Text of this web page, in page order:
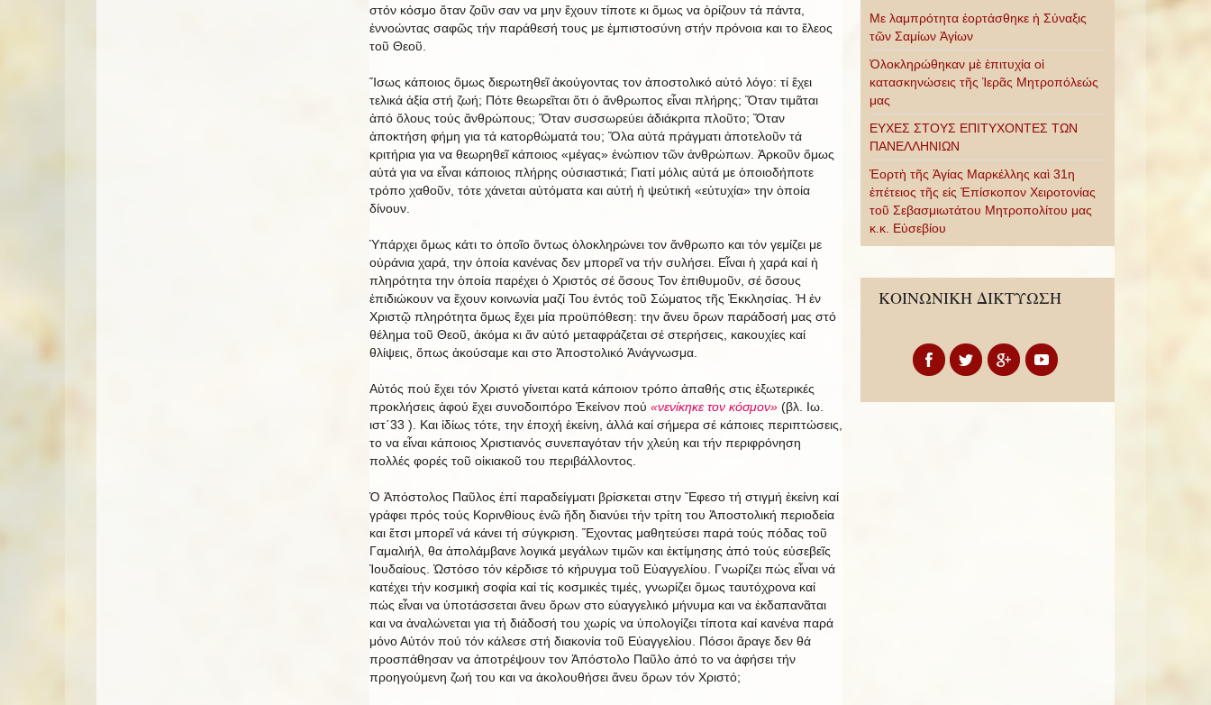
στόν κόσμο ὅταν ζοῦν σαν να μην ἔχουν τίποτε κι ὅμως να ὁρίζουν τά πάντα,
ἐννοώντας σαφῶς τήν παράθεσή τους με ἐμπιστοσύνη στήν πρόνοια και το ἔλεος
τοῦ Θεοῦ.
Ἴσως κάποιος ὅμως διερωτηθεῖ ἀκούγοντας τον ἀποστολικό αὐτό λόγο: τί ἔχει
τελικά ἀξία στή ζωή; Πότε θεωρεῖται ὅτι ὁ ἄνθρωπος εἶναι πλήρης; Ὅταν τιμᾶται
ἀπό ὅλους τούς ἄνθρώπους; Ὅταν συσσωρεύει ἀδιάκριτα πλοῦτο; Ὅταν
ἀποκτήση φήμη για τά κατορθώματά του; Ὅλα αὐτά πράγματι ἀποτελοῦν τά
κριτήρια για να θεωρηθεῖ κάποιος «μέγας» ἐνώπιον τῶν ἀνθρώπων. Ἀρκοῦν ὅμως
αὐτά για να εἶναι κάποιος πλήρης οὐσιαστικά; Γιατί μόλις αὐτά με ὁποιοδήποτε
τρόπο χαθοῦν, τότε χάνεται αὐτόματα και αὐτή ἡ ψεύτική «εὐτυχία» την ὁποία
δίνουν.
Ὑπάρχει ὅμως κάτι το ὁποῖο ὄντως ὁλοκληρώνει τον ἄνθρωπο και τόν γεμίζει με
οὐράνια χαρά, την ὁποία κανένας δεν μπορεῖ να τήν συλήσει. Εἶναι ἡ χαρά καί ἡ
πληρότητα την ὁποία παρέχει ὁ Χριστός σέ ὅσους Τον ἐπιθυμοῦν, σέ ὅσους
ἐπιδιώκουν να ἔχουν κοινωνία μαζί Του ἐντός τοῦ Σώματος τῆς Ἐκκλησίας. Ἡ ἐν
Χριστῷ πληρότητα ὅμως ἔχει μία προϋπόθεση: την ἄνευ ὅρων παράδοσή μας στό
θέλημα τοῦ Θεοῦ, ἀκόμα κι ἄν αὐτό μεταφράζεται σέ στερήσεις, κακουχίες καί
θλίψεις, ὅπως ἀκούσαμε και στο Ἀποστολικό Ἀνάγνωσμα.
Αὐτός πού ἔχει τόν Χριστό γίνεται κατά κάποιον τρόπο ἀπαθής στις ἐξωτερικές
προκλήσεις ἀφού ἔχει συνοδοιπόρο Ἐκείνον πού «νενίκηκε τον κόσμον»(βλ. Ιω.
ιστ΄33 ). Και ἰδίως τότε, την ἐποχή ἐκείνη, ἀλλά καί σήμερα σέ κάποιες περιπτώσεις,
το να εἶναι κάποιος Χριστιανός συνεπαγόταν τήν χλεύη και τήν περιφρόνηση
πολλές φορές τοῦ οἰκιακοῦ του περιβάλλοντος.
Ὁ Ἀπόστολος Παῦλος ἐπί παραδείγματι βρίσκεται στην Ἔφεσο τή στιγμή ἐκείνη καί
γράφει πρός τούς Κορινθίους ἐνῶ ἤδη διανύει τήν τρίτη του Ἀποστολική περιοδεία
και ἔτσι μπορεῖ νά κάνει τή σύγκριση. Ἔχοντας μαθητεύσει παρά τούς πόδας τοῦ
Γαμαλιήλ, θα ἀπολάμβανε λογικά μεγάλων τιμῶν και ἐκτίμησης ἀπό τούς εὐσεβεῖς
Ἰουδαίους. Ὡστόσο τόν κέρδισε τό κήρυγμα τοῦ Εὐαγγελίου. Γνωρίζει πώς εἶναι νά
κατέχει τήν κοσμική σοφία καί τίς κοσμικές τιμές, γνωρίζει ὅμως ταυτόχρονα καί
πώς εἶναι να ὑποτάσσεται ἄνευ ὅρων στο εὐαγγελικό μήνυμα και να ἐκδαπανᾶται
και να ἀναλώνεται για τή διάδοσή του χωρίς να ὑπολογίζει τίποτα καί κανένα παρά
μόνο Αὐτόν πού τόν κάλεσε στή διακονία τοῦ Εὐαγγελίου. Πόσοι ἄραγε δεν θά
προσπάθησαν να ἀποτρέψουν τον Ἀπόστολο Παῦλο ἀπό το να ἀφήσει τήν
προηγούμενη ζωή του και να ἀκολουθήσει ἄνευ ὅρων τόν Χριστό;
Με λαμπρότητα ἑορτάσθηκε ἡ Σύναξις
τῶν Σαμίων Ἁγίων
Ὁλοκληρώθηκαν μὲ ἐπιτυχία οἱ
κατασκηνώσεις τῆς Ἱερᾶς Μητροπόλεώς
μας
ΕΥΧΕΣ ΣΤΟΥΣ ΕΠΙΤΥΧΟΝΤΕΣ ΤΩΝ
ΠΑΝΕΛΛΗΝΙΩΝ
Ἑορτὴ τῆς Ἁγίας Μαρκέλλης καὶ 31η
ἐπέτειος τῆς εἰς Ἐπίσκοπον Χειροτονίας
τοῦ Σεβασμιωτάτου Μητροπολίτου μας
κ.κ. Εὐσεβίου
ΚΟΙΝΩΝΙΚΗ ΔΙΚΤΥΩΣΗ